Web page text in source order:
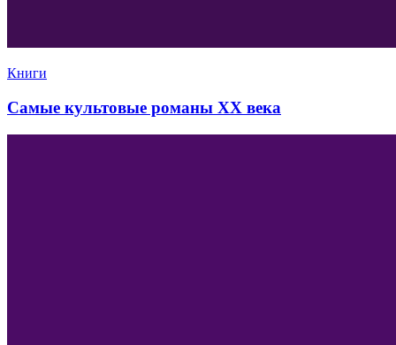
Книги
Самые культовые романы XX века